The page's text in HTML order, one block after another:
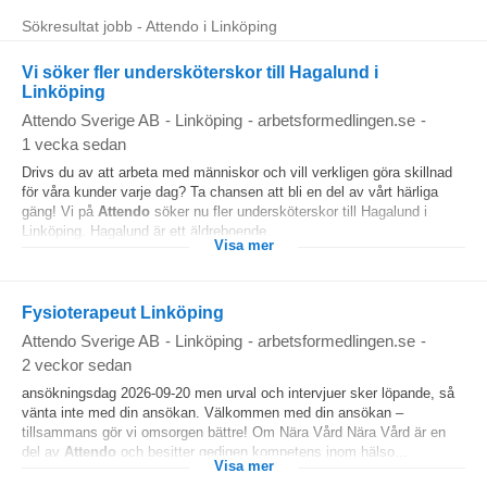
Sökresultat jobb - Attendo i Linköping
Vi söker fler undersköterskor till Hagalund i
Linköping
Attendo Sverige AB - Linköping - arbetsformedlingen.se -
1 vecka sedan
Drivs du av att arbeta med människor och vill verkligen göra skillnad
för våra kunder varje dag? Ta chansen att bli en del av vårt härliga
gäng! Vi på Attendo söker nu fler undersköterskor till Hagalund i
Linköping. Hagalund är ett äldreboende...
Visa mer
Fysioterapeut Linköping
Attendo Sverige AB - Linköping - arbetsformedlingen.se -
2 veckor sedan
ansökningsdag 2026-09-20 men urval och intervjuer sker löpande, så
vänta inte med din ansökan. Välkommen med din ansökan –
tillsammans gör vi omsorgen bättre! Om Nära Vård Nära Vård är en
del av Attendo och besitter gedigen kompetens inom hälso...
Visa mer